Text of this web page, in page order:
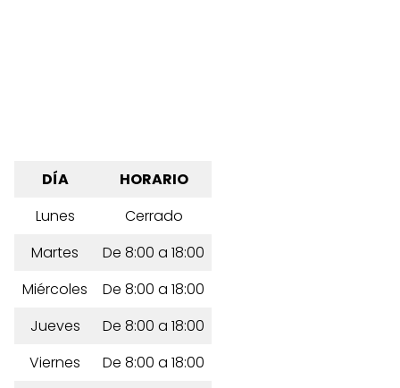
DÍA
HORARIO
Lunes
Cerrado
Martes
De 8:00 a 18:00
Miércoles
De 8:00 a 18:00
Jueves
De 8:00 a 18:00
Viernes
De 8:00 a 18:00